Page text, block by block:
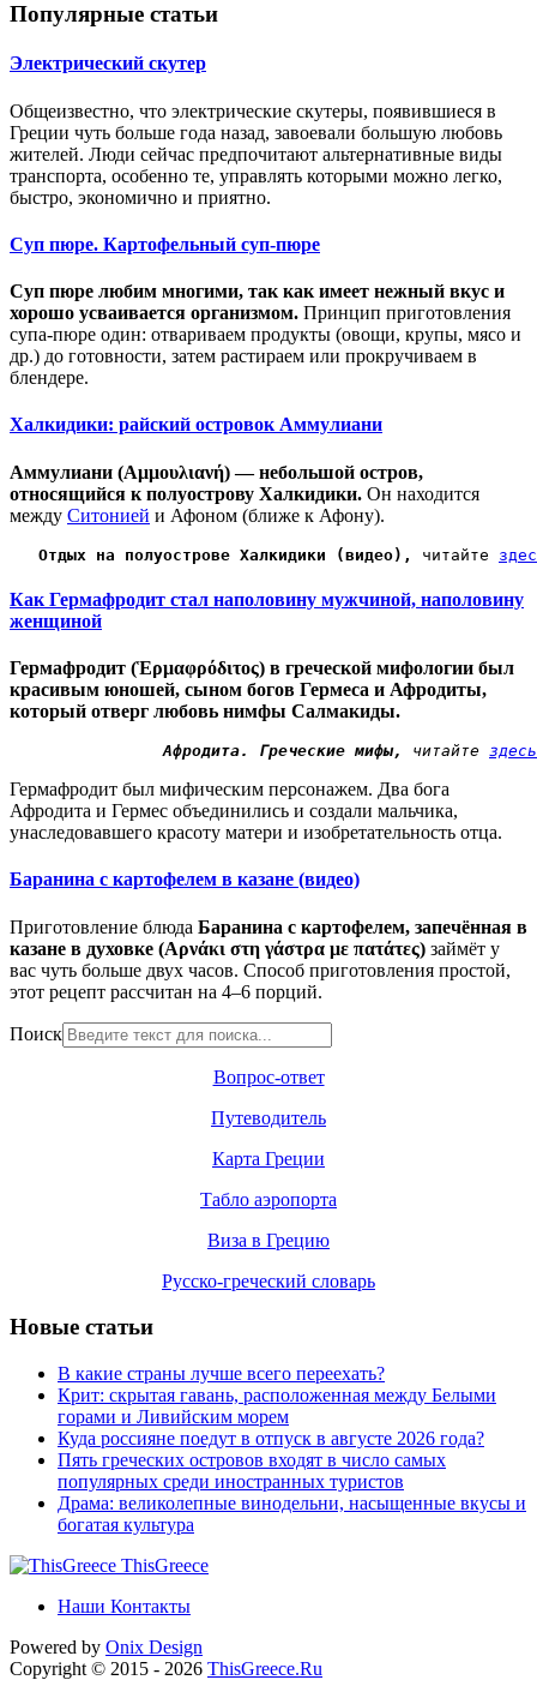
Популярные статьи
Электрический скутер
Общеизвестно, что электрические скутеры, появившиеся в
Греции чуть больше года назад, завоевали большую любовь
жителей. Люди сейчас предпочитают альтернативные виды
транспорта, особенно те, управлять которыми можно легко,
быстро, экономично и приятно.
Суп пюре. Картофельный суп-пюре
Суп пюре любим многими, так как имеет нежный вкус и
хорошо усваивается организмом. Принцип приготовления
супа-пюре один: отвариваем продукты (овощи, крупы, мясо и
др.) до готовности, затем растираем или прокручиваем в
блендере.
Халкидики: райский островок Аммулиани
Аммулиани (Αμμουλιανή) — небольшой остров,
относящийся к полуострову Халкидики. Он находится
между Ситонией и Афоном (ближе к Афону).
Отдых на полуострове Халкидики (видео) , читайте
Как Гермафродит стал наполовину мужчиной, наполовину
женщиной
Гермафродит (Ἑρμαφρόδιτος) в греческой мифологии был
красивым юношей, сыном богов Гермеса и Афродиты,
который отверг любовь нимфы Салмакиды.
Афродита. Греческие мифы, читайте здесь
Гермафродит был мифическим персонажем. Два бога
Афродита и Гермес объединились и создали мальчика,
унаследовавшего красоту матери и изобретательность отца.
Баранина с картофелем в казане (видео)
Приготовление блюда Баранина с картофелем, запечённая в
казане в духовке (Αρνάκι στη γάστρα με πατάτες) займёт у
вас чуть больше двух часов. Способ приготовления простой,
этот рецепт рассчитан на 4–6 порций.
Поиск
Вопрос-ответ
Путеводитель
Карта Греции
Табло аэропорта
Виза в Грецию
Русско-греческий словарь
Новые статьи
В какие страны лучше всего переехать?
Крит: скрытая гавань, расположенная между Белыми
горами и Ливийским морем
Куда россияне поедут в отпуск в августе 2026 года?
Пять греческих островов входят в число самых
популярных среди иностранных туристов
Драма: великолепные винодельни, насыщенные вкусы и
богатая культура
ThisGreece
Наши Контакты
Powered by Onix Design
Copyright © 2015 - 2026 ThisGreece.Ru